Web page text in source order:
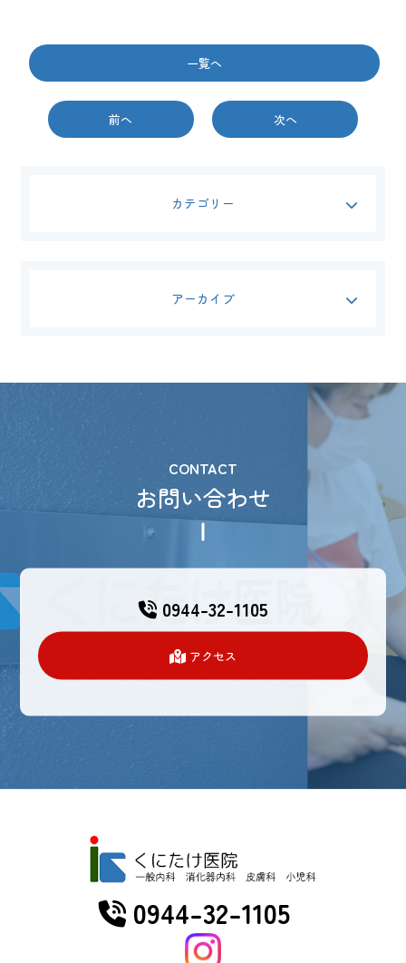
前へ
一覧へ
次へ
カテゴリー
アーカイブ
CONTACT
お問い合わせ
0944-32-1105
アクセス
0944-32-1105